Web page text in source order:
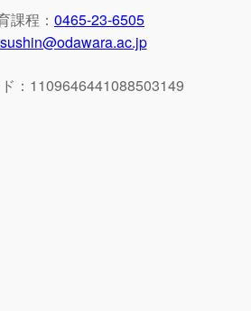
課程： 0465-23-6505
：1109646441088503149